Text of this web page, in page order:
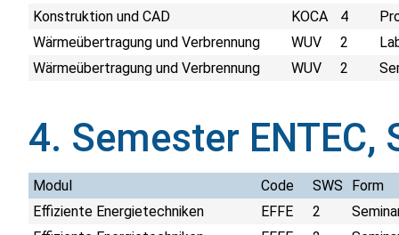
Konstruktion und CAD
KOCA 4
Wärmeübertragung und Verbrennung
WUV 2
Wärmeübertragung und Verbrennung
WUV 2
4. Semester ENTEC,
Modul Code SWS
Form
Effiziente Energietechniken
EFFE 2